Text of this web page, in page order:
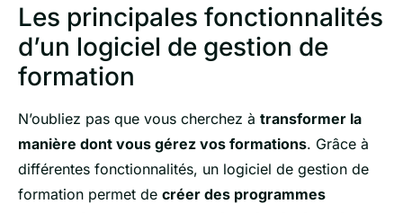
Les principales fonctionnalités
d’un logiciel de gestion de
formation
N’oubliez pas que vous cherchez à transformer la
manière dont vous gérez vos formations. Grâce à
différentes fonctionnalités, un logiciel de gestion de
formation permet de créer des programmes